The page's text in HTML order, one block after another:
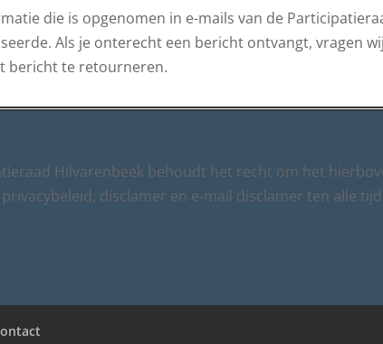
die is opgenomen in e-mails van de
Als je onterecht een bericht ontvangt, vragen
bericht te retourneren.
Hilvarenbeek behoudt het recht om het
disclamer en e-mail disclamer ten alle